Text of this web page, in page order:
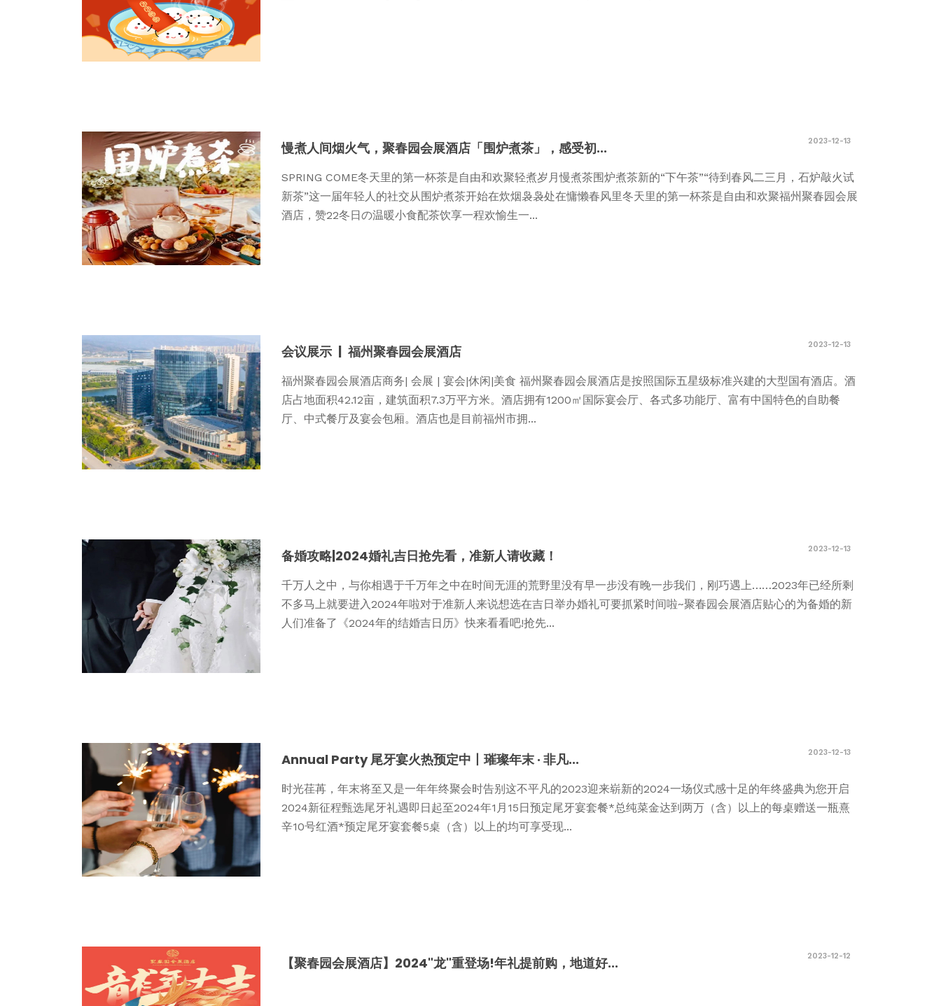
2023-12-13
慢煮人间烟火气，聚春园会展酒店「围炉煮茶」，感受初...
SPRING COME冬天里的第一杯茶是自由和欢聚轻煮岁月慢煮茶围炉煮茶新的“下午茶”“待到春风二三月，石炉敲火试
新茶”这一届年轻人的社交从围炉煮茶开始在炊烟袅袅处在慵懒春风里冬天里的第一杯茶是自由和欢聚福州聚春园会展
酒店，赞22冬日の温暖小食配茶饮享一程欢愉生一...
2023-12-13
会议展示 | 福州聚春园会展酒店
福州聚春园会展酒店商务| 会展 | 宴会|休闲|美食 福州聚春园会展酒店是按照国际五星级标准兴建的大型国有酒店。酒
店占地面积42.12亩，建筑面积7.3万平方米。酒店拥有1200㎡国际宴会厅、各式多功能厅、富有中国特色的自助餐
厅、中式餐厅及宴会包厢。酒店也是目前福州市拥...
2023-12-13
备婚攻略|2024婚礼吉日抢先看，准新人请收藏！
千万人之中，与你相遇于千万年之中在时间无涯的荒野里没有早一步没有晚一步我们，刚巧遇上……2023年已经所剩
不多马上就要进入2024年啦对于准新人来说想选在吉日举办婚礼可要抓紧时间啦~聚春园会展酒店贴心的为备婚的新
人们准备了《2024年的结婚吉日历》快来看看吧!抢先...
2023-12-13
Annual Party 尾牙宴火热预定中丨璀璨年末 · 非凡...
时光荏苒，年末将至又是一年年终聚会时告别这不平凡的2023迎来崭新的2024一场仪式感十足的年终盛典为您开启
2024新征程甄选尾牙礼遇即日起至2024年1月15日预定尾牙宴套餐*总纯菜金达到两万（含）以上的每桌赠送一瓶熹
辛10号红酒*预定尾牙宴套餐5桌（含）以上的均可享受现...
2023-12-12
【聚春园会展酒店】2024"龙"重登场!年礼提前购，地道好...